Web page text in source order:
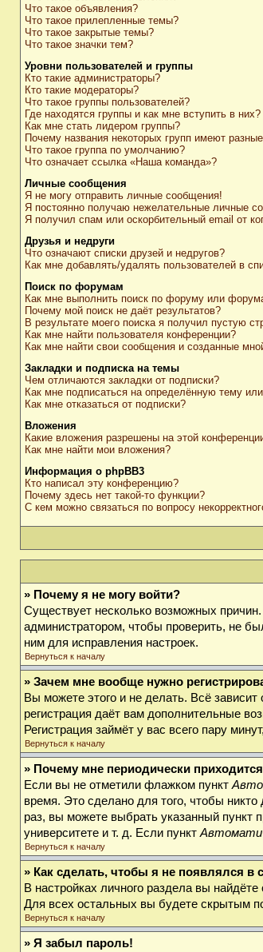
Что такое объявления?
Что такое прилепленные темы?
Что такое закрытые темы?
Что такое значки тем?
Уровни пользователей и группы
Кто такие администраторы?
Кто такие модераторы?
Что такое группы пользователей?
Где находятся группы и как мне вступить в них?
Как мне стать лидером группы?
Почему названия некоторых групп имеют
Что такое группа по умолчанию?
Что означает ссылка «Наша команда»?
Личные сообщения
Я не могу отправить личные сообщения!
Я постоянно получаю нежелательные личные
Я получил спам или оскорбительный email от
Друзья и недруги
Что означают списки друзей и недругов?
Как мне добавлять/удалять пользователей в
Поиск по форумам
Как мне выполнить поиск по форуму или
Почему мой поиск не даёт результатов?
В результате моего поиска я получил пустую
Как мне найти пользователя конференции?
Как мне найти свои сообщения и созданные
Закладки и подписка на темы
Чем отличаются закладки от подписки?
Как мне подписаться на определённую тему
Как мне отказаться от подписки?
Вложения
Какие вложения разрешены на этой
Как мне найти мои вложения?
Информация о phpBB3
Кто написал эту конференцию?
Почему здесь нет такой-то функции?
С кем можно связаться по вопросу
» Почему я не могу войти?
Существует несколько возможных
администратором, чтобы проверить, не
ним для исправления настроек.
Вернуться к началу
» Зачем мне вообще нужно
Вы можете этого и не делать. Всё
регистрация даёт вам дополнительные
Регистрация займёт у вас всего пару
Вернуться к началу
» Почему мне периодически
Если вы не отметили флажком пункт
время. Это сделано для того, чтобы
раз, вы можете выбрать указанный пункт
университете и т. д. Если пункт
Вернуться к началу
» Как сделать, чтобы я не появлялся в
В настройках личного раздела вы
Для всех остальных вы будете скрытым
Вернуться к началу
» Я забыл пароль!